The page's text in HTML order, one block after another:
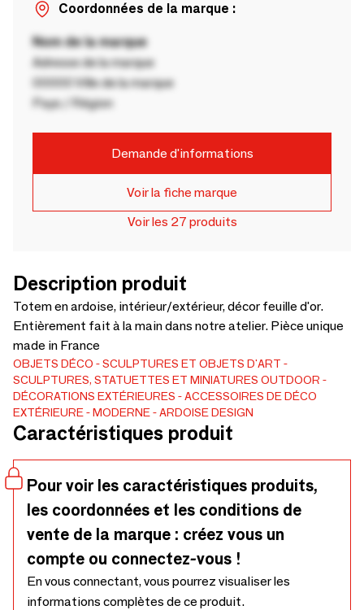
Coordonnées de la marque :
Nom de la marque
Adresse de la marque
00000 Ville de la marque
Pays / Région
Demande d'informations
Voir la fiche marque
Voir les 27 produits
Description produit
Totem en ardoise, intérieur/extérieur, décor feuille d'or.
Entièrement fait à la main dans notre atelier. Pièce unique
made in France
OBJETS DÉCO
SCULPTURES ET OBJETS D'ART
SCULPTURES, STATUETTES ET MINIATURES OUTDOOR
DÉCORATIONS EXTÉRIEURES
ACCESSOIRES DE DÉCO
EXTÉRIEURE
MODERNE ARDOISE DESIGN
Caractéristiques produit
Pour voir les caractéristiques produits,
les coordonnées et les conditions de
vente de la marque : créez vous un
compte ou connectez-vous !
En vous connectant, vous pourrez visualiser les
informations complètes de ce produit.